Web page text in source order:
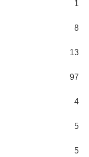
1
8
13
97
4
5
5